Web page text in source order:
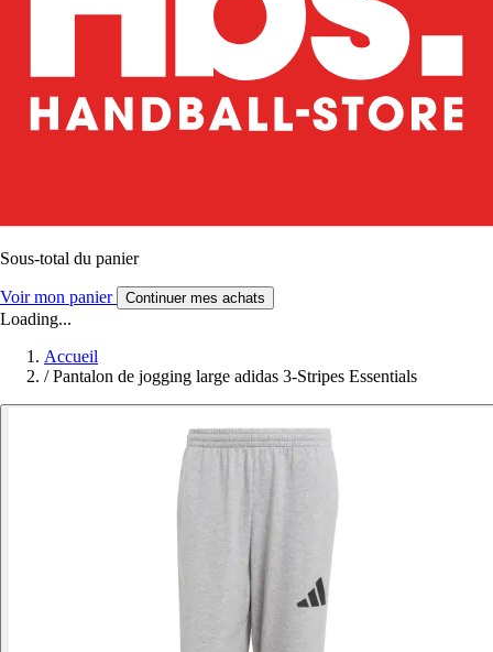
Sous-total du panier
Voir mon panier Continuer mes achats
Loading...
Accueil
/ Pantalon de jogging large adidas 3-Stripes Essentials